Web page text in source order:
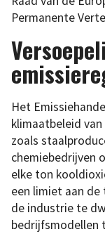
Permanente
Het
klimaatbeleid
zoals
chemiebedrijven
elke ton
een limiet aan
de industrie te
bedrijfsmodellen